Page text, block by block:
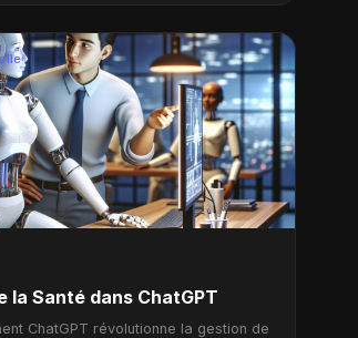
la Santé dans ChatGPT
ChatGPT révolutionne la gestion de